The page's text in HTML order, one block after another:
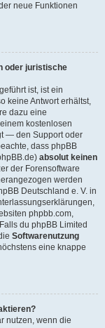
neue Funktionen
oder juristische
ist, ist ein
keine Antwort erhältst,
dazu eine
kostenlosen
— den Support oder
dass phpBB
absolut keinen
der Forensoftware
werden
Deutschland e. V. in
phpbb.com,
du phpBB Limited
Softwarenutzung
eine knappe
nutzen, wenn die